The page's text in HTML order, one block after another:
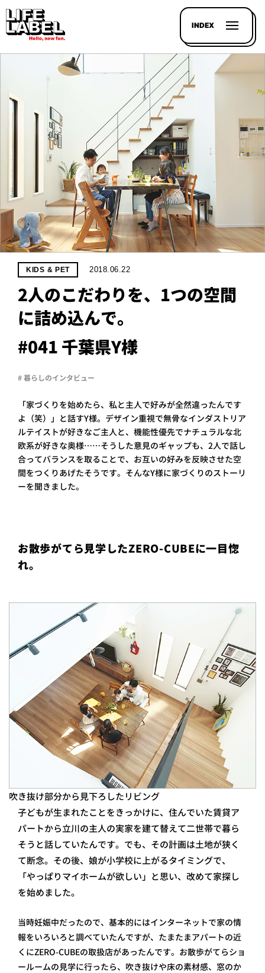
INDEX
LL
HOUSE
LINE-
UP
WHAT’S
LIFE
はい
いいえ
会社概
プライ
バシー
KIDS & PET 2018.06.22
2人のこだわりを、1つの空間
に詰め込んで。
#041 千葉県Y様
# 暮らしのインタビュー
「家づくりを始めたら、私と主人で好みが全然違ったんです
よ（笑）」と話すY様。デザイン重視で無骨なインダストリア
ルテイストが好きなご主人と、機能性優先でナチュラルな北
欧系が好きな奥様……そうした意見のギャップも、2人で話し
合ってバランスを取ることで、お互いの好みを反映させた空
間をつくりあげたそうです。そんなY様に家づくりのストーリ
ーを聞きました。
お散歩がてら見学したZERO-CUBEに一目惚
れ。
吹き抜け部分から見下ろしたリビング
子どもが生まれたことをきっかけに、住んでいた賃貸ア
パートから立川の主人の実家を建て替えて二世帯で暮ら
そうと話していたんです。でも、その計画は土地が狭く
て断念。その後、娘が小学校に上がるタイミングで、
「やっぱりマイホームが欲しい」と思い、改めて家探し
を始めました。
当時妊娠中だったので、基本的にはインターネットで家の情
報をいろいろと調べていたんですが、たまたまアパートの近
くにZERO-CUBEの取扱店があったんです。お散歩がてらショ
ールームの見学に行ったら、吹き抜けや床の素材感、窓のか